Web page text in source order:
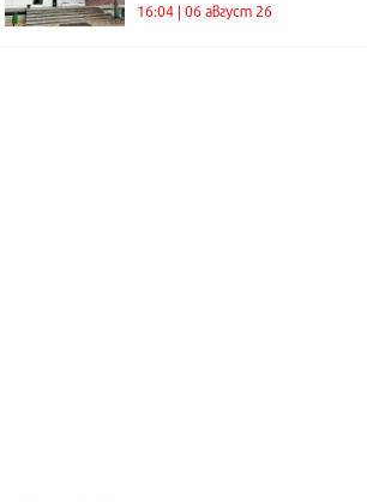
16:04 | 06 август 26